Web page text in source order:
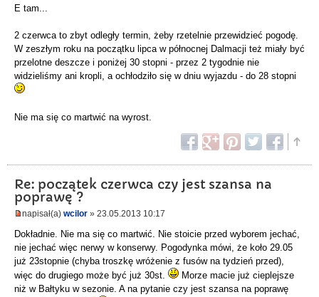
E tam...
2 czerwca to zbyt odległy termin, żeby rzetelnie przewidzieć pogodę.
W zeszłym roku na początku lipca w północnej Dalmacji też miały być
przelotne deszcze i poniżej 30 stopni - przez 2 tygodnie nie
widzieliśmy ani kropli, a ochłodziło się w dniu wyjazdu - do 28 stopni
Nie ma się co martwić na wyrost.
Re: początek czerwca czy jest szansa na
poprawę ?
napisał(a) wcilor » 23.05.2013 10:17
Dokładnie. Nie ma się co martwić. Nie stoicie przed wyborem jechać,
nie jechać więc nerwy w konserwy. Pogodynka mówi, że koło 29.05
już 23stopnie (chyba troszkę wróżenie z fusów na tydzień przed),
więc do drugiego może być już 30st.
Morze macie już cieplejsze
niż w Bałtyku w sezonie. A na pytanie czy jest szansa na poprawę